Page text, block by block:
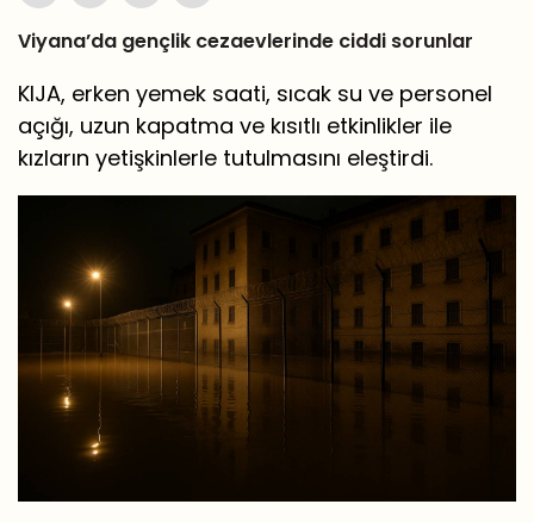
Viyana’da gençlik cezaevlerinde ciddi sorunlar
KIJA, erken yemek saati, sıcak su ve personel
açığı, uzun kapatma ve kısıtlı etkinlikler ile
kızların yetişkinlerle tutulmasını eleştirdi.